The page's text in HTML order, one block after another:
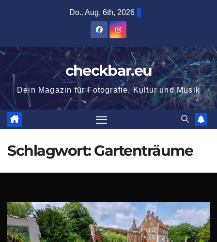
Do.. Aug. 6th, 2026
checkbar.eu
Dein Magazin für Fotografie, Kultur und Musik
Schlagwort:Gartenträume